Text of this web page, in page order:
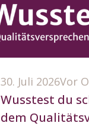
30. Juli 2026Vor
Wusstest du
dem